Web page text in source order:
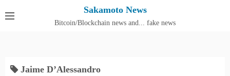
Sakamoto News
Bitcoin/Blockchain news and... fake news
Jaime D’Alessandro